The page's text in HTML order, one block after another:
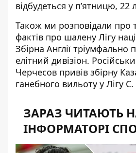
відбудеться у п’ятницю, 22
Також ми розповідали про
фактів про шалену Лігу
Збірна Англії тріумфально
елітний дивізіон.
Черчесов привів збірну
ганебного вильоту у Лігу С.
ЗАРАЗ ЧИТАЮТЬ
ІНФОРМАТОРІ